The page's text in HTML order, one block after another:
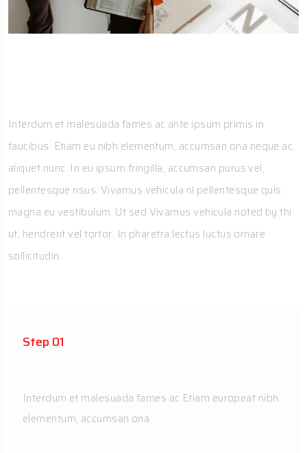
Interdum et malesuada fames ac ante ipsum primis in
faucibus. Etiam eu nibh elementum, accumsan ona neque ac,
aliquet nunc. In eu ipsum fringilla, accumsan purus vel,
pellentesque risus. Vivamus vehicula nl pellentesque quis
magna eu vestibulum. Ut sed Vivamus vehicula noted by thi
ut, hendrerit vel tortor. In pharetra lectus luctus ornare
sollicitudin.
Step 01
Interdum et malesuada fames ac Etiam europeat nibh
elementum, accumsan ona.